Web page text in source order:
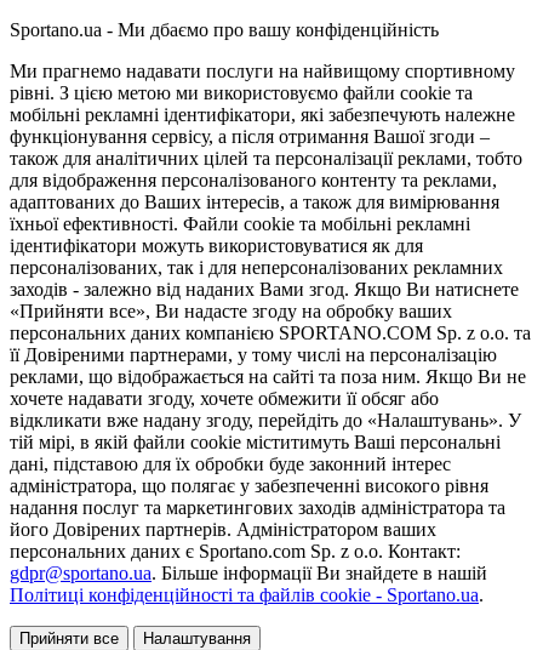
Sportano.ua - Ми дбаємо про вашу конфіденційність
Ми прагнемо надавати послуги на найвищому спортивному
рівні. З цією метою ми використовуємо файли cookie та
мобільні рекламні ідентифікатори, які забезпечують належне
функціонування сервісу, а після отримання Вашої згоди –
також для аналітичних цілей та персоналізації реклами, тобто
для відображення персоналізованого контенту та реклами,
адаптованих до Ваших інтересів, а також для вимірювання
їхньої ефективності. Файли cookie та мобільні рекламні
ідентифікатори можуть використовуватися як для
персоналізованих, так і для неперсоналізованих рекламних
заходів - залежно від наданих Вами згод. Якщо Ви натиснете
«Прийняти все», Ви надасте згоду на обробку ваших
персональних даних компанією SPORTANO.COM Sp. z o.o. та
її Довіреними партнерами, у тому числі на персоналізацію
реклами, що відображається на сайті та поза ним. Якщо Ви не
хочете надавати згоду, хочете обмежити її обсяг або
відкликати вже надану згоду, перейдіть до «Налаштувань». У
тій мірі, в якій файли cookie міститимуть Ваші персональні
дані, підставою для їх обробки буде законний інтерес
адміністратора, що полягає у забезпеченні високого рівня
надання послуг та маркетингових заходів адміністратора та
його Довірених партнерів. Адміністратором ваших
персональних даних є Sportano.com Sp. z o.o. Контакт:
gdpr@sportano.ua. Більше інформації Ви знайдете в нашій
Політиці конфіденційності та файлів cookie - Sportano.ua.
Прийняти все Налаштування